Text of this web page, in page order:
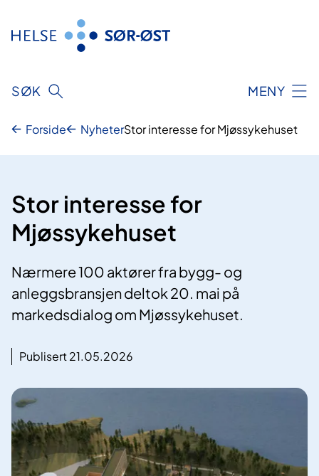
innhold
SØK MENY
Forside NyheterStor interesse for Mjøssykehuset
Stor interesse for
Mjøssykehuset
Nærmere 100 aktører fra bygg- og
anleggsbransjen deltok 20. mai på
markedsdialog om Mjøssykehuset.
Publisert 21.05.2026